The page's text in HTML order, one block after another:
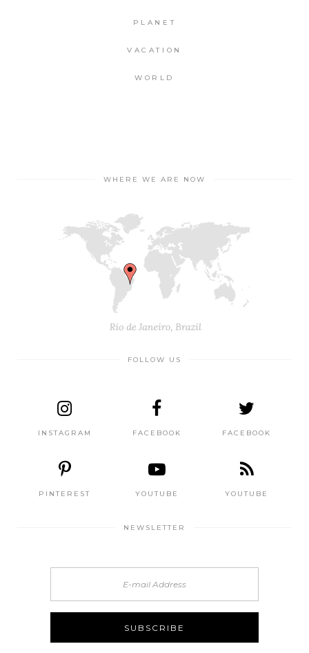
PLANET
VACATION
WORLD
WHERE WE ARE NOW
FOLLOW US
INSTAGRAM
PINTEREST
FACEBOOK
YOUTUBE
FACEBOOK
YOUTUBE
NEWSLETTER